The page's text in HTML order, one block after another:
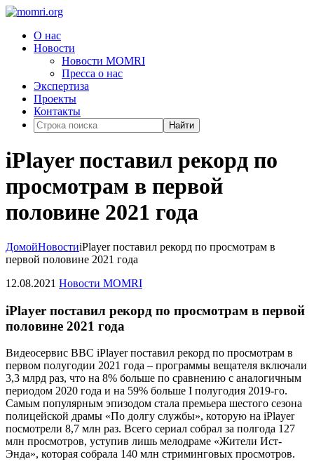
О нас
Новости
Новости MOMRI
Пресса о нас
Экспертиза
Проекты
Контакты
Найти
iPlayer поставил рекорд по
просмотрам в первой
половине 2021 года
ДомойНовостиiPlayer поставил рекорд по просмотрам в
первой половине 2021 года
12.08.2021 Новости MOMRI
iPlayer поставил рекорд по просмотрам в первой
половине 2021 года
Видеосервис BBC iPlayer поставил рекорд по просмотрам в
первом полугодии 2021 года – программы вещателя включали
3,3 млрд раз, что на 8% больше по сравнению с аналогичным
периодом 2020 года и на 59% больше I полугодия 2019-го.
Самым популярным эпизодом стала премьера шестого сезона
полицейской драмы «По долгу службы», которую на iPlayer
посмотрели 8,7 млн раз. Всего сериал собрал за полгода 127
млн просмотров, уступив лишь мелодраме «Жители Ист-
Энда», которая собрала 140 млн стриминговых просмотров.